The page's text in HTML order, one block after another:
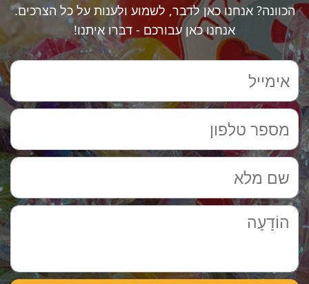
הכוונה? אנחנו כאן לדבר, לשמוע ולענות על כל הצרכים.
אנחנו כאן עבורכם - דברו איתנו!